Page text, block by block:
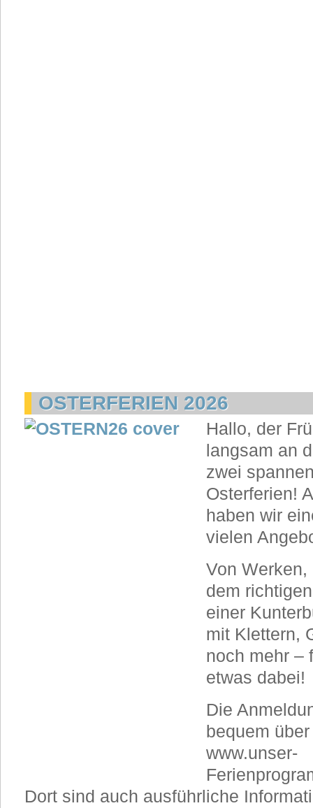
OSTERFERIEN 2026
Hallo, der
langsam an
zwei
Osterferien!
haben wir
vielen
Von
dem
einer
mit Klettern,
noch mehr –
etwas dabei!
Die
bequem
www.unser-
Dort sind auch ausführliche